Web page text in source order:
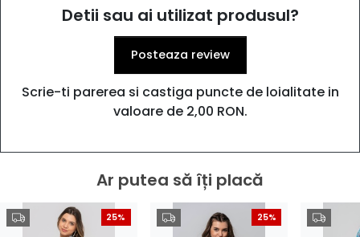
Detii sau ai utilizat produsul?
Posteaza review
Scrie-ti parerea si castiga puncte de loialitate in
valoare de 2,00 RON.
Ar putea să îți placă
25% 25%